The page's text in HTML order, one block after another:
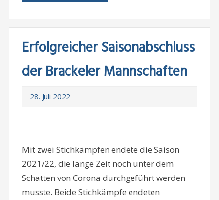
Erfolgreicher Saisonabschluss
der Brackeler Mannschaften
28. Juli 2022
Mit zwei Stichkämpfen endete die Saison
2021/22, die lange Zeit noch unter dem
Schatten von Corona durchgeführt werden
musste. Beide Stichkämpfe endeten